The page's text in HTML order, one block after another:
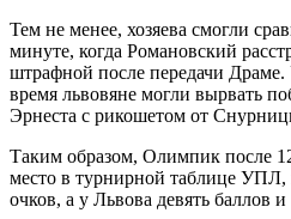
Тем не менее, хозяева смогли
минуте, когда Романовский
штрафной после передачи
время львовяне могли вырвать
Эрнеста с рикошетом от
Таким образом, Олимпик после
место в турнирной таблице УПЛ,
очков, а у Львова девять баллов и